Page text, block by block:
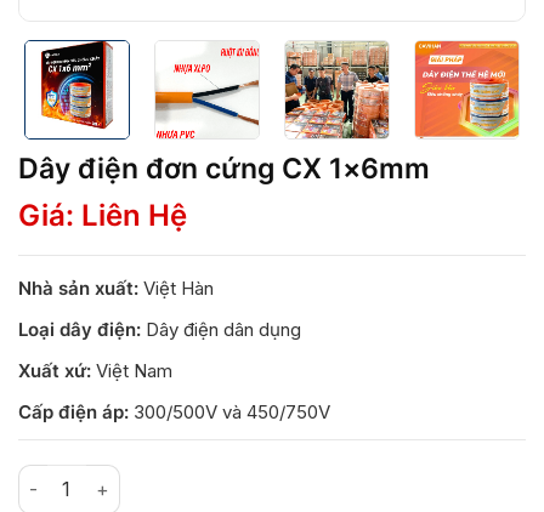
Dây điện đơn cứng CX 1×6mm
Giá: Liên Hệ
Nhà sản xuất: Việt Hàn
Loại dây điện: Dây điện dân dụng
Xuất xứ: Việt Nam
Cấp điện áp: 300/500V và 450/750V
Dây điện đơn cứng CX 1×6mm số lượng